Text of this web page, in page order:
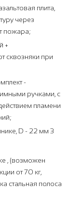
плита,
через
пожара;
+
сквозняки при
-
ручками, с
пламени
D - 22 мм 3
, (возможен
от 70 кг,
стальная полоса